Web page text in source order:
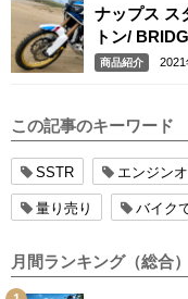
ナップス ス
トン/
ーA41」「
商品紹介 2021
この記事のキーワード
SSTR エンジン
量り売り バイク
月間ランキング（総合）